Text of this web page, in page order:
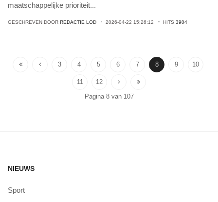
maatschappelijke prioriteit...
GESCHREVEN DOOR REDACTIE LOD 2026-04-22 15:26:12 HITS 3904
3 4 5 6 7 8 9 10
11
12
Pagina 8 van 107
NIEUWS
Sport